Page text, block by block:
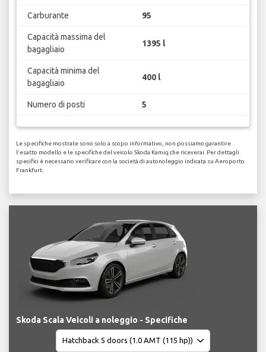
Carburante 95
Capacità massima del
bagagliaio
1395 l
Capacità minima del
bagagliaio
400 l
Numero di posti 5
Le specifiche mostrate sono solo a scopo informativo, non possiamo garantire
l'esatto modello e le specifiche del veicolo Skoda Kamiq che riceverai. Per dettagli
specifici è necessario verificare con la società di autonoleggio indicata su Aeroporto
Frankfurt.
Skoda Scala Veicoli a noleggio - Specifiche